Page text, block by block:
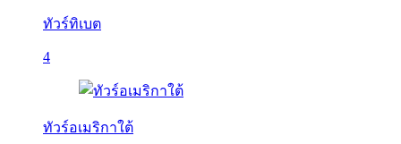
ทัวร์ทิเบต
4
ทัวร์อเมริกาใต้